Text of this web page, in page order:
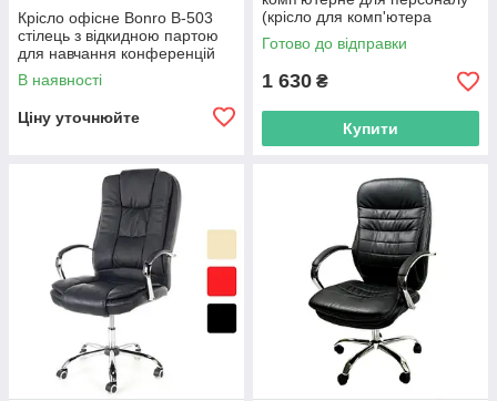
Крісло офісне Bonro B-503
стілець з відкидною партою
для навчання конференцій
аудиторій R_2584
В наявності
Ціну уточнюйте
(крісло для комп'ютера
операторське) R_0095
Готово до відправки
1 630 ₴
Купити